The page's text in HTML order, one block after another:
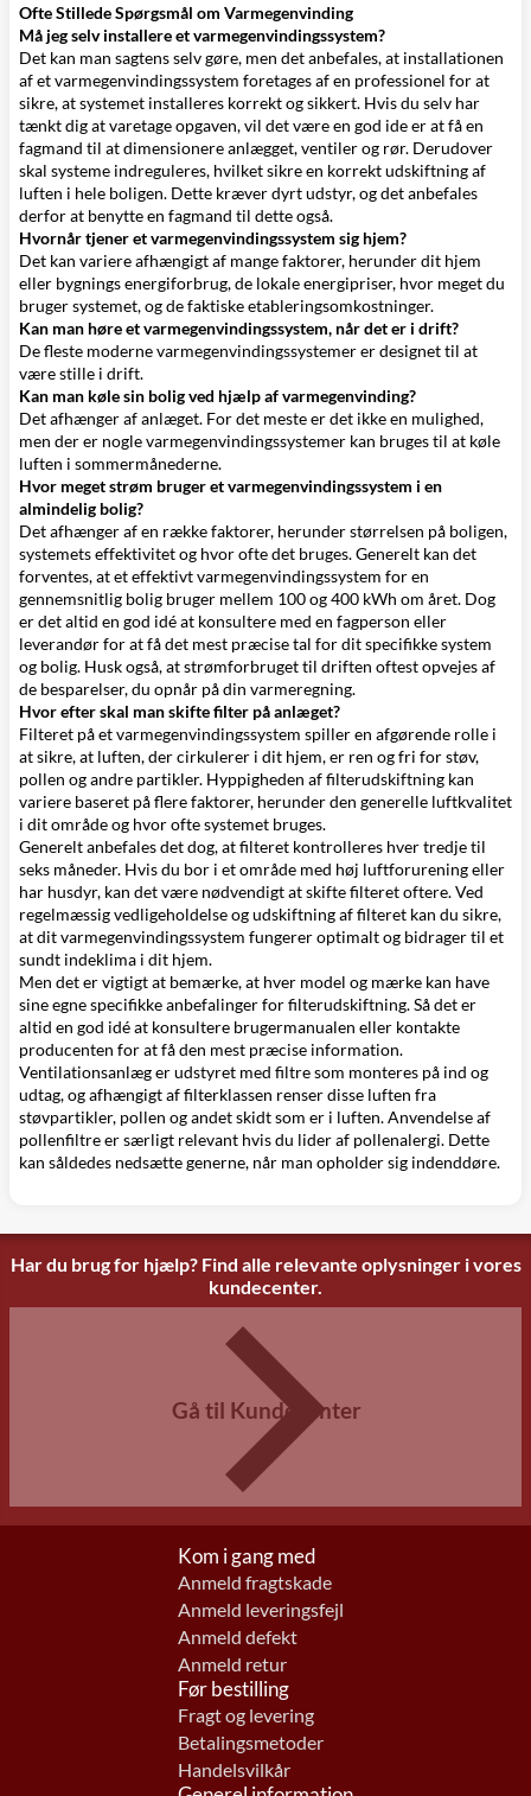
Ofte Stillede Spørgsmål om Varmegenvinding
Må jeg selv installere et varmegenvindingssystem?
Det kan man sagtens selv gøre, men det anbefales, at installationen
af et varmegenvindingssystem foretages af en professionel for at
sikre, at systemet installeres korrekt og sikkert. Hvis du selv har
tænkt dig at varetage opgaven, vil det være en god ide er at få en
fagmand til at dimensionere anlægget, ventiler og rør. Derudover
skal systeme indreguleres, hvilket sikre en korrekt udskiftning af
luften i hele boligen. Dette kræver dyrt udstyr, og det anbefales
derfor at benytte en fagmand til dette også.
Hvornår tjener et varmegenvindingssystem sig hjem?
Det kan variere afhængigt af mange faktorer, herunder dit hjem
eller bygnings energiforbrug, de lokale energipriser, hvor meget du
bruger systemet, og de faktiske etableringsomkostninger.
Kan man høre et varmegenvindingssystem, når det er i drift?
De fleste moderne varmegenvindingssystemer er designet til at
være stille i drift.
Kan man køle sin bolig ved hjælp af varmegenvinding?
Det afhænger af anlæget. For det meste er det ikke en mulighed,
men der er nogle varmegenvindingssystemer kan bruges til at køle
luften i sommermånederne.
Hvor meget strøm bruger et varmegenvindingssystem i en
almindelig bolig?
Det afhænger af en række faktorer, herunder størrelsen på boligen,
systemets effektivitet og hvor ofte det bruges. Generelt kan det
forventes, at et effektivt varmegenvindingssystem for en
gennemsnitlig bolig bruger mellem 100 og 400 kWh om året. Dog
er det altid en god idé at konsultere med en fagperson eller
leverandør for at få det mest præcise tal for dit specifikke system
og bolig. Husk også, at strømforbruget til driften oftest opvejes af
de besparelser, du opnår på din varmeregning.
Hvor efter skal man skifte filter på anlæget?
Filteret på et varmegenvindingssystem spiller en afgørende rolle i
at sikre, at luften, der cirkulerer i dit hjem, er ren og fri for støv,
pollen og andre partikler. Hyppigheden af filterudskiftning kan
variere baseret på flere faktorer, herunder den generelle luftkvalitet
i dit område og hvor ofte systemet bruges.
Generelt anbefales det dog, at filteret kontrolleres hver tredje til
seks måneder. Hvis du bor i et område med høj luftforurening eller
har husdyr, kan det være nødvendigt at skifte filteret oftere. Ved
regelmæssig vedligeholdelse og udskiftning af filteret kan du sikre,
at dit varmegenvindingssystem fungerer optimalt og bidrager til et
sundt indeklima i dit hjem.
Men det er vigtigt at bemærke, at hver model og mærke kan have
sine egne specifikke anbefalinger for filterudskiftning. Så det er
altid en god idé at konsultere brugermanualen eller kontakte
producenten for at få den mest præcise information.
Ventilationsanlæg er udstyret med filtre som monteres på ind og
udtag, og afhængigt af filterklassen renser disse luften fra
støvpartikler, pollen og andet skidt som er i luften. Anvendelse af
pollenfiltre er særligt relevant hvis du lider af pollenalergi. Dette
kan såldedes nedsætte generne, når man opholder sig indenddøre.
Har du brug for hjælp? Find alle relevante oplysninger i vores
kundecenter.
Gå til Kundecenter
Kom i gang med
Anmeld fragtskade
Anmeld leveringsfejl
Anmeld defekt
Anmeld retur
Før bestilling
Fragt og levering
Betalingsmetoder
Handelsvilkår